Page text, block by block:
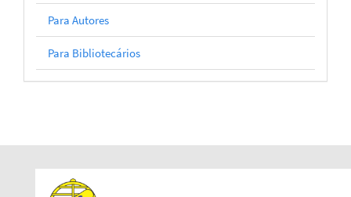
Para Autores
Para Bibliotecários